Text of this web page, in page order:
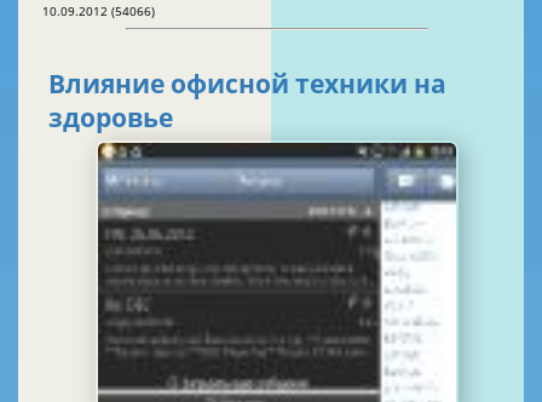
10.09.2012 (54066)
Влияние офисной техники на
здоровье